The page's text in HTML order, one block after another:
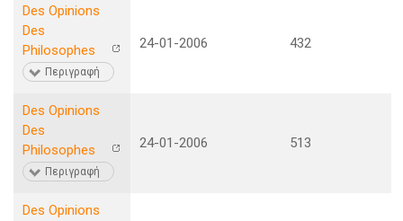
Des Opinions
Des
Philosophes
Περιγραφή
24-01-2006 432
Des Opinions
Des
Philosophes
Περιγραφή
24-01-2006 513
Des Opinions